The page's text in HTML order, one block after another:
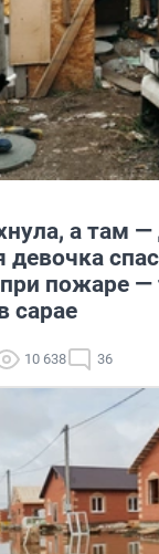
а там
пожаре —
сарае
10 638 36